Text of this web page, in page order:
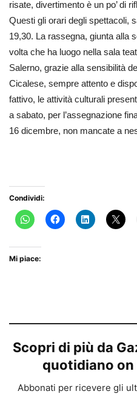
risate, divertimento è un po’ di
Questi gli orari degli spettacoli,
19,30. La rassegna, giunta alla
volta che ha luogo nella sala
Salerno, grazie alla sensibilità
Cicalese, sempre attento e
fattivo, le attività culturali
a sabato, per l’assegnazione
16 dicembre, non mancate a
Condividi:
Mi piace:
Scopri di più da
quotidiano on
Abbonati per ricevere gli